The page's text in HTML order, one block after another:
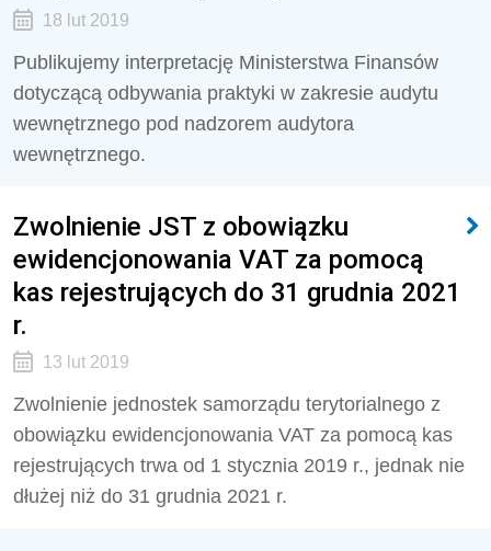
18 lut 2019
Publikujemy interpretację Ministerstwa Finansów
dotyczącą odbywania praktyki w zakresie audytu
wewnętrznego pod nadzorem audytora
wewnętrznego.
Zwolnienie JST z obowiązku
ewidencjonowania VAT za pomocą
kas rejestrujących do 31 grudnia 2021
r.
13 lut 2019
Zwolnienie jednostek samorządu terytorialnego z
obowiązku ewidencjonowania VAT za pomocą kas
rejestrujących trwa od 1 stycznia 2019 r., jednak nie
dłużej niż do 31 grudnia 2021 r.